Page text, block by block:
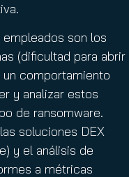
empleados son los
(dificultad para abrir
comportamiento
y analizar estos
de ransomware.
soluciones DEX
y el análisis de
a métricas